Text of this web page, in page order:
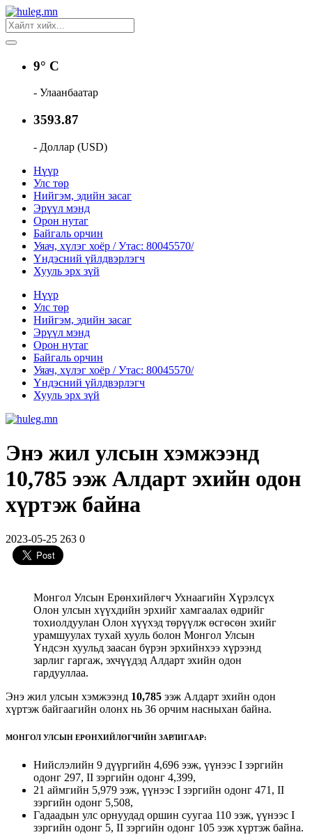
9° C
- Улаанбаатар
3593.87
- Доллар (USD)
Нүүр
Улс төр
Нийгэм, эдийн засаг
Эрүүл мэнд
Орон нутаг
Байгаль орчин
Уяач, хүлэг хоёр / Утас: 80045570/
Үндэсний үйлдвэрлэгч
Хууль эрх зүй
Нүүр
Улс төр
Нийгэм, эдийн засаг
Эрүүл мэнд
Орон нутаг
Байгаль орчин
Уяач, хүлэг хоёр / Утас: 80045570/
Үндэсний үйлдвэрлэгч
Хууль эрх зүй
Энэ жил улсын хэмжээнд
10,785 ээж Алдарт эхийн одон
хүртэж байна
2023-05-25 263 0
Монгол Улсын Ерөнхийлөгч Ухнаагийн Хүрэлсүх
Олон улсын хүүхдийн эрхийг хамгаалах өдрийг
тохиолдуулан Олон хүүхэд төрүүлж өсгөсөн эхийг
урамшуулах тухай хууль болон Монгол Улсын
Үндсэн хуульд заасан бүрэн эрхийнхээ хүрээнд
зарлиг гаргаж, эхчүүдэд Алдарт эхийн одон
гардууллаа.
Энэ жил улсын хэмжээнд 10,785 ээж Алдарт эхийн одон
хүртэж байгаагийн олонх нь 36 орчим насныхан байна.
МОНГОЛ УЛСЫН ЕРӨНХИЙЛӨГЧИЙН ЗАРЛИГААР:
Нийслэлийн 9 дүүргийн 4,696 ээж, үүнээс I зэргийн
одонг 297, II зэргийн одонг 4,399,
21 аймгийн 5,979 ээж, үүнээс I зэргийн одонг 471, II
зэргийн одонг 5,508,
Гадаадын улс орнуудад оршин суугаа 110 ээж, үүнээс I
зэргийн одонг 5, II зэргийн одонг 105 ээж хүртэж байна.